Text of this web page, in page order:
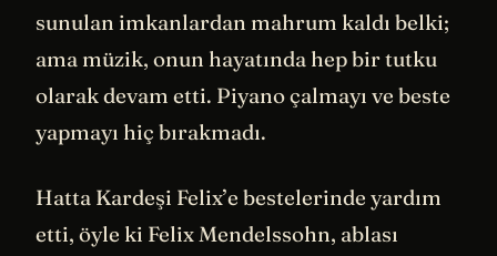
sunulan imkanlardan mahrum kaldı belki;
ama müzik, onun hayatında hep bir tutku
olarak devam etti. Piyano çalmayı ve beste
yapmayı hiç bırakmadı.
Hatta Kardeşi Felix’e bestelerinde yardım
etti, öyle ki Felix Mendelssohn, ablası